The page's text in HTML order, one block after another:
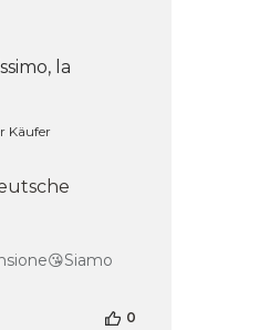
la
Käufer
0